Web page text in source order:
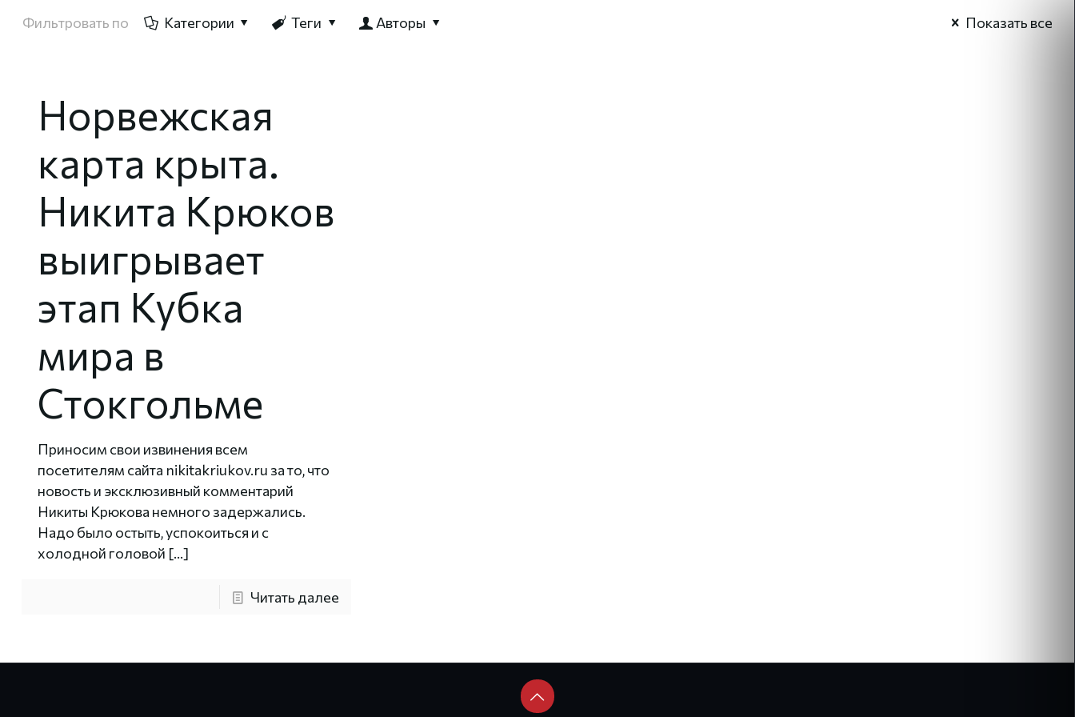
Фильтровать по Категории Теги Авторы Показать все
Норвежская
карта крыта.
Никита Крюков
выигрывает
этап Кубка
мира в
Стокгольме
Приносим свои извинения всем
посетителям сайта nikitakriukov.ru за то, что
новость и эксклюзивный комментарий
Никиты Крюкова немного задержались.
Надо было остыть, успокоиться и с
холодной головой […]
Читать далее